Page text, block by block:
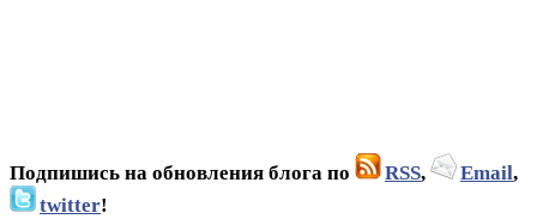
Подпишись на обновления блога по RSS, Email,
twitter!